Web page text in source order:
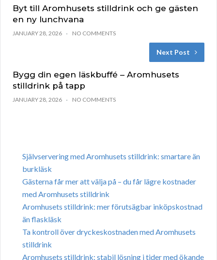
Byt till Aromhusets stilldrink och ge gästen
en ny lunchvana
JANUARY 28, 2026 NO COMMENTS
Next Post
Bygg din egen läskbuffé – Aromhusets
stilldrink på tapp
JANUARY 28, 2026 NO COMMENTS
Självservering med Aromhusets stilldrink: smartare än
burkläsk
Gästerna får mer att välja på – du får lägre kostnader
med Aromhusets stilldrink
Aromhusets stilldrink: mer förutsägbar inköpskostnad
än flaskläsk
Ta kontroll över dryckeskostnaden med Aromhusets
stilldrink
Aromhusets stilldrink: stabil lösning i tider med ökande